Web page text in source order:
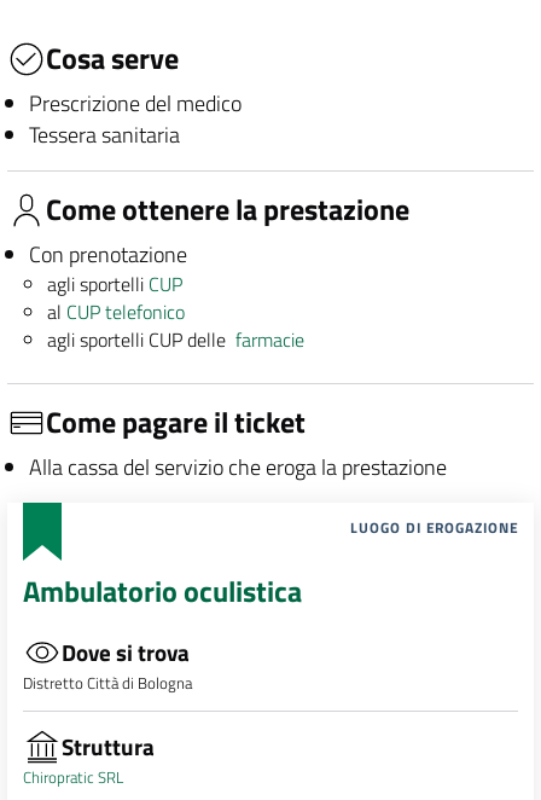
Cosa serve
Prescrizione del medico
Tessera sanitaria
Come ottenere la prestazione
Con prenotazione
agli sportelli CUP
al CUP telefonico
agli sportelli CUP dellefarmacie
Come pagare il ticket
Alla cassa del servizio che eroga la prestazione
LUOGO DI EROGAZIONE
Ambulatorio oculistica
Dove si trova
Distretto Città di Bologna
Struttura
Chiropratic SRL